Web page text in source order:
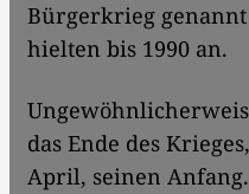
Bürgerkrieg
hielten bis 1990 an.
das Ende des
April, seinen